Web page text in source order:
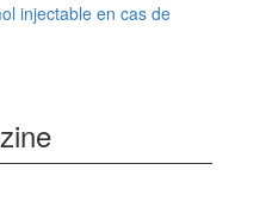
injectable en cas de